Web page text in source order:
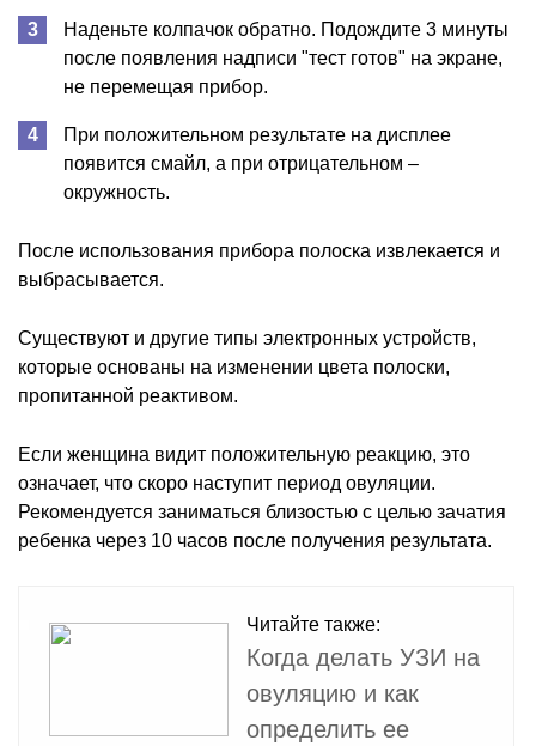
Наденьте колпачок обратно. Подождите 3 минуты
после появления надписи "тест готов" на экране,
не перемещая прибор.
При положительном результате на дисплее
появится смайл, а при отрицательном –
окружность.
После использования прибора полоска извлекается и
выбрасывается.
Существуют и другие типы электронных устройств,
которые основаны на изменении цвета полоски,
пропитанной реактивом.
Если женщина видит положительную реакцию, это
означает, что скоро наступит период овуляции.
Рекомендуется заниматься близостью с целью зачатия
ребенка через 10 часов после получения результата.
Читайте также:
Когда делать УЗИ на
овуляцию и как
определить ее